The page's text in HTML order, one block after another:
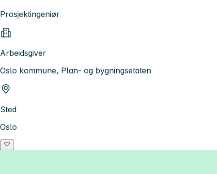
Prosjektingeniør
Arbeidsgiver
Oslo kommune, Plan- og bygningsetaten
Sted
Oslo